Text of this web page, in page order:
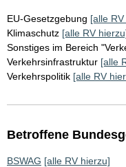
EU-Gesetzgebung [alle
Klimaschutz [alle RV
Sonstiges im Bereich
Verkehrsinfrastruktur [alle
Verkehrspolitik [alle RV
Betroffene
BSWAG [alle RV hierzu]